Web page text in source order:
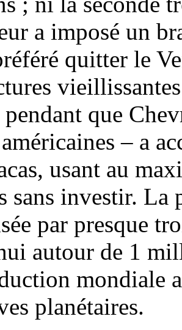
a imposé un
quitter le
que
– a
usant au
sans investir.
par presque
autour de 1
mondiale
planétaires.